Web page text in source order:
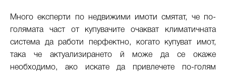
Много експерти по недвижими имоти смятат, че по-
голямата част от купувачите очакват климатичната
система да работи перфектно, когато купуват имот,
така че актуализирането й може да се окаже
необходимо, ако искате да привлечете по-голям